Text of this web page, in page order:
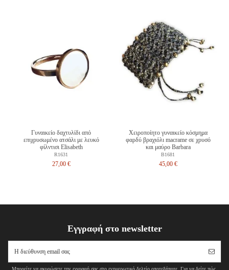
Γυναικείο δαχτυλίδι από
επιχρυσωμένο ατσάλι με λευκό
φίλντισι Elisabeth
R1631
27,00 €
Χειροποίητο γυναικείο κόσμημα
φαρδύ βραχιόλι macrame σε χρυσό
και μαύρο Barbara
B1681
45,00 €
Εγγραφή στο newsletter